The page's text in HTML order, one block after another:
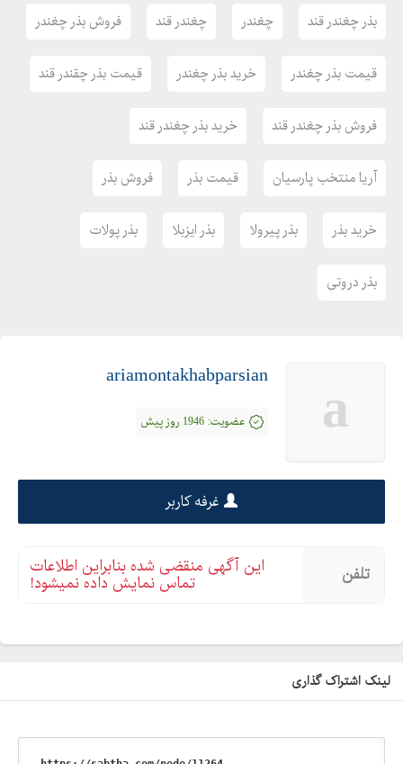
بذر چغندر قند چغندر چغندر قند فروش بذر چغندر
قیمت بذر چغندر خرید بذر چغندر قیمت بذر چقندر قند
فروش بذر چغندر قند خرید بذر چغندر قند
آریا منتخب پارسیان قیمت بذر فروش بذر
خرید بذر بذر پیرولا بذر ایزبلا بذر پولات
بذر دروتی
a
ariamontakhabparsian
عضویت: 1946 روز پیش
غرفه کاربر
تلفن این آگهی منقضی شده بنابراین اطلاعات
تماس نمایش داده نمیشود!
لینک اشتراک گذاری